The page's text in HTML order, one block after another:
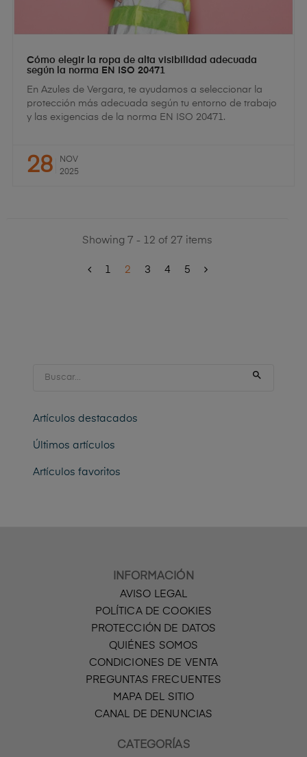
Cómo elegir la ropa de alta visibilidad adecuada
según la norma EN ISO 20471
En Azules de Vergara, te ayudamos a seleccionar la
protección más adecuada según tu entorno de trabajo
y las exigencias de la norma EN ISO 20471.
28
NOV
2025
Showing 7 - 12 of 27 items
1 2 3 4 5

Artículos destacados
Últimos artículos
Artículos favoritos
INFORMACIÓN
AVISO LEGAL
POLÍTICA DE COOKIES
PROTECCIÓN DE DATOS
QUIÉNES SOMOS
CONDICIONES DE VENTA
PREGUNTAS FRECUENTES
MAPA DEL SITIO
CANAL DE DENUNCIAS
CATEGORÍAS